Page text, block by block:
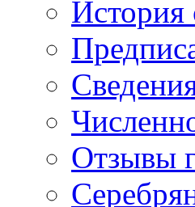
История
Отзывы